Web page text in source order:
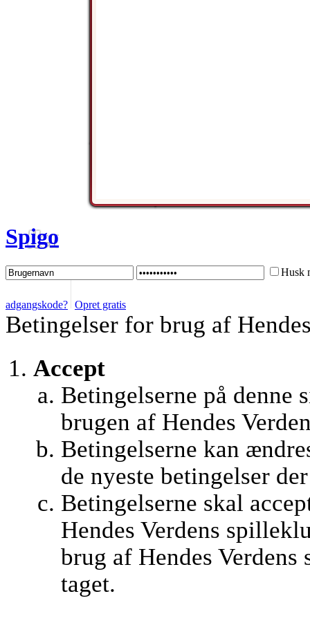
Spigo
Husk
adgangskode? Opret gratis
Betingelser for brug af
Accept
Betingelserne på denne
brugen af Hendes
Betingelserne kan
de nyeste betingelser
Betingelserne skal
Hendes Verdens
brug af Hendes
taget.